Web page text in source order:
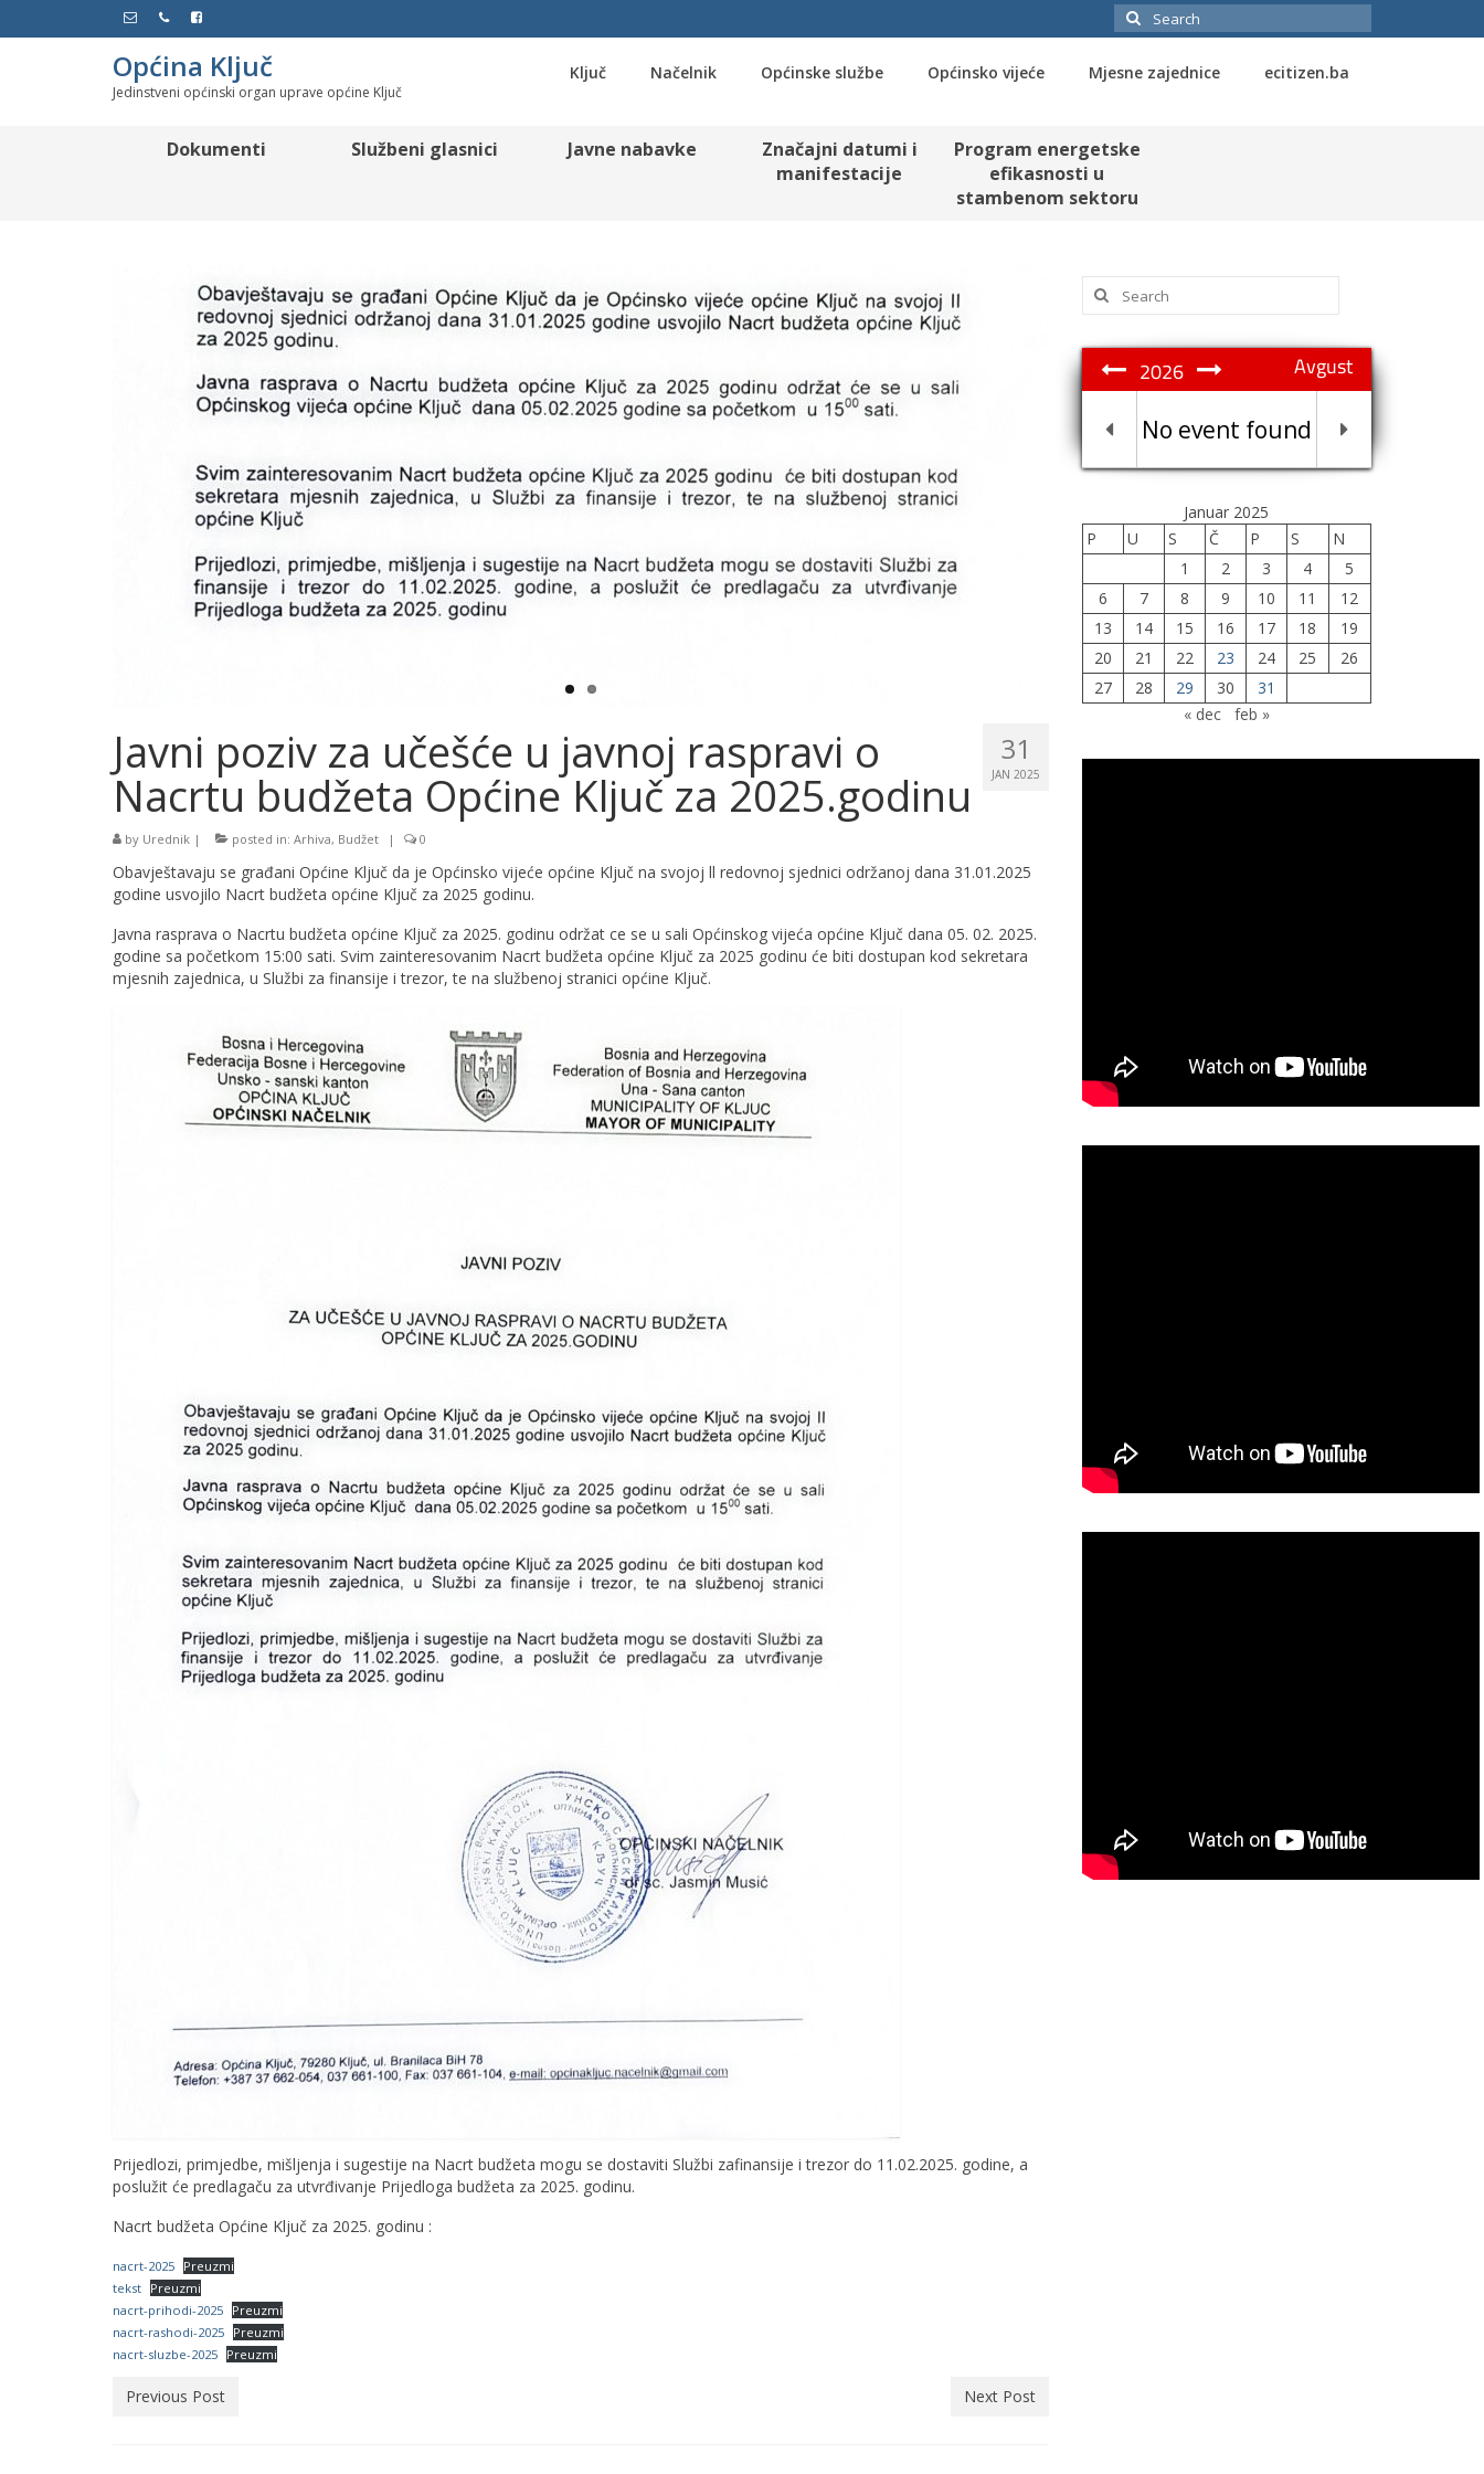
Search
for:
Općina Ključ
Jedinstveni općinski organ uprave općine Ključ
Ključ Načelnik Općinske službe Općinsko vijeće Mjesne zajednice ecitizen.ba
Dokumenti Službeni glasnici Javne nabavke
Značajni datumi i
manifestacije
Program energetske
efikasnosti u
stambenom sektoru
31
JAN 2025
Javni poziv za učešće u javnoj raspravi o
Nacrtu budžeta Općine Ključ za 2025.godinu
by Urednik | posted in: Arhiva, Budžet | 0
Obavještavaju se građani Općine Ključ da je Općinsko vijeće općine Ključ na svojoj ll redovnoj sjednici održanoj dana 31.01.2025
godine usvojilo Nacrt budžeta općine Ključ za 2025 godinu.
Javna rasprava o Nacrtu budžeta općine Ključ za 2025. godinu održat ce se u sali Općinskog vijeća općine Ključ dana 05. 02. 2025.
godine sa početkom 15:00 sati. Svim zainteresovanim Nacrt budžeta općine Ključ za 2025 godinu će biti dostupan kod sekretara
mjesnih zajednica, u Službi za finansije i trezor, te na službenoj stranici općine Ključ.
Prijedlozi, primjedbe, mišljenja i sugestije na Nacrt budžeta mogu se dostaviti Službi zafinansije i trezor do 11.02.2025. godine, a
poslužit će predlagaču za utvrđivanje Prijedloga budžeta za 2025. godinu.
Nacrt budžeta Općine Ključ za 2025. godinu :
nacrt-2025 Preuzmi
tekst Preuzmi
nacrt-prihodi-2025 Preuzmi
nacrt-rashodi-2025 Preuzmi
nacrt-sluzbe-2025 Preuzmi
Previous Post Next Post
Search
for:
Avgust
2026
No event found
Januar 2025
P
U S Č P S
N
1
2 3 4
5
6
7 8 9 10 11
12
13
14 15 16 17 18
19
20
21 22 23 24 25
26
27
28 29 30
31
« dec
feb »